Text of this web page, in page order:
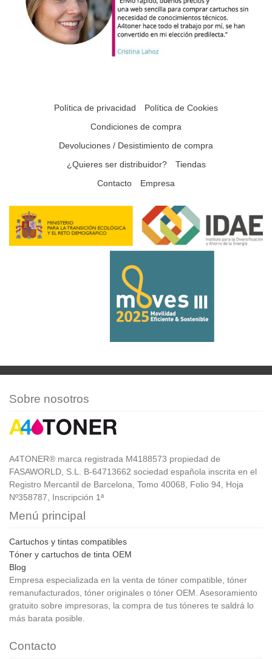
Política de privacidad
Política de Cookies
Condiciones de compra
Devoluciones / Desistimiento de compra
¿Quieres ser distribuidor?
Tiendas
Contacto
Empresa
Sobre nosotros
A4TONER® marca registrada M4188573 propiedad de
FASAWORLD, S.L. B-64713662 sociedad española inscrita en el
Registro Mercantil de Barcelona, Tomo 40068, Folio 94, Hoja
Nº358787, Inscripción 1ª
Menú principal
Cartuchos y tintas compatibles
Tóner y cartuchos de tinta OEM
Blog
Empresa especializada en la venta de tóner compatible, tóner
remanufacturados, tóner originales o tóner OEM. Asesoramiento
gratuito sobre impresoras, la compra de tus tóneres te saldrá lo
más barata posible.
Contacto